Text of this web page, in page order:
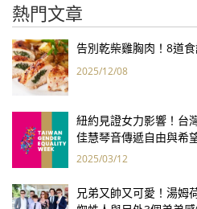
熱門文章
告別乾柴雞胸肉！8道
2025/12/08
紐約見證女力影響！台
佳慧琴音傳遞自由與希
2025/03/12
兄弟又帥又可愛！湯姆